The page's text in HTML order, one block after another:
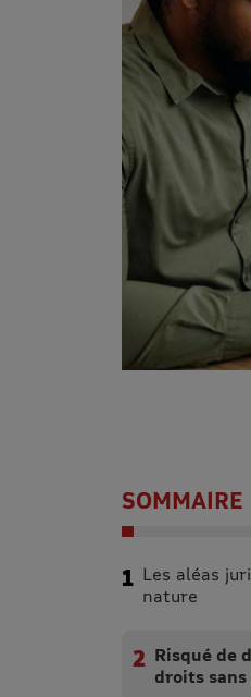
SOMMAIRE
Les aléas
nature
Risqué de
droits sans